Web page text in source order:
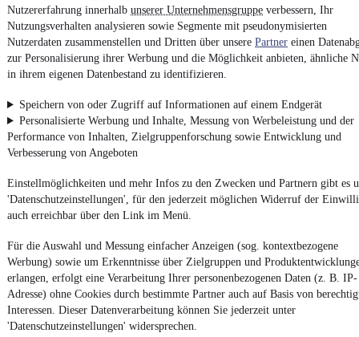
Nutzererfahrung innerhalb unserer Unternehmensgruppe verbessern, Ihr
Nutzungsverhalten analysieren sowie Segmente mit pseudonymisierten
Nutzerdaten zusammenstellen und Dritten über unsere Partner einen
zur Personalisierung ihrer Werbung und die Möglichkeit anbieten, ähnliche
in ihrem eigenen Datenbestand zu identifizieren.
Speichern von oder Zugriff auf Informationen auf einem Endgerät
Personalisierte Werbung und Inhalte, Messung von Werbeleistung und der
Performance von Inhalten, Zielgruppenforschung sowie Entwicklung und
Verbesserung von Angeboten
Einstellmöglichkeiten und mehr Infos zu den Zwecken und Partnern gibt es
'Datenschutzeinstellungen', für den jederzeit möglichen Widerruf der
auch erreichbar über den Link im Menü.
Für die Auswahl und Messung einfacher Anzeigen (sog. kontextbezogene
Werbung) sowie um Erkenntnisse über Zielgruppen und
erlangen, erfolgt eine Verarbeitung Ihrer personenbezogenen Daten (z. B. IP-
Adresse) ohne Cookies durch bestimmte Partner auch auf Basis von
Interessen. Dieser Datenverarbeitung können Sie jederzeit unter
'Datenschutzeinstellungen' widersprechen.
Report Security Vulnerability
Powered by
Entdecke Kleinwagen , SUV und Wohnmobile und mehr bei
mobile.de